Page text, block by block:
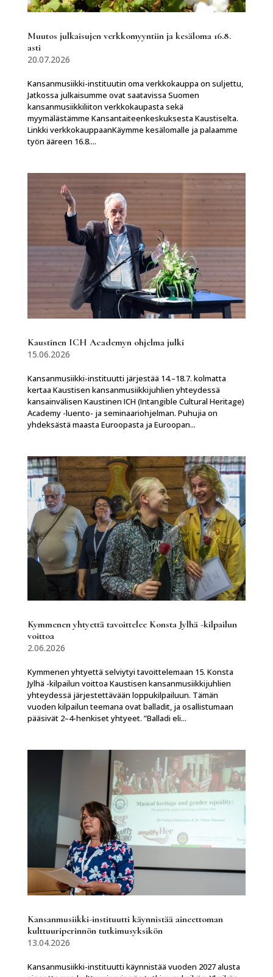
Muutos julkaisujen verkkomyyntiin ja kesäloma 16.8.
asti
20.07.2026
Kansanmusiikki-instituutin oma verkkokauppa on suljettu,
Jatkossa julkaisumme ovat saatavissa Suomen
kansanmusiikkiliiton verkkokaupasta sekä
myymälästämme Kansantaiteenkeskuksesta Kaustiselta.
Linkki verkkokauppaanKäymme kesälomalle ja palaamme
työn ääreen 16.8....
Kaustinen ICH Academyn ohjelma julki
15.06.2026
Kansanmusiikki-instituutti järjestää 14.–18.7. kolmatta
kertaa Kaustisen kansanmusiikkijuhlien yhteydessä
kansainvälisen Kaustinen ICH (Intangible Cultural Heritage)
Academy -luento- ja seminaariohjelman. Puhujia on
yhdeksästä maasta Euroopasta ja Euroopan...
Kymmenen yhtyettä tavoittelee Konsta Jylhä -kilpailun
voittoa
2.06.2026
Kymmenen yhtyettä selviytyi tavoittelemaan 15. Konsta
Jylhä -kilpailun voittoa Kaustisen kansanmusiikkijuhlien
yhteydessä järjestettävään loppukilpailuun. Tämän
vuoden kilpailun teemana ovat balladit, ja osallistumaan
pääsivät 2–4-henkiset yhtyeet. ”Balladi eli...
Kansanmusiikki-instituutti käynnistää aineettoman
kulttuuriperinnön tutkimusyksikön
13.04.2026
Kansanmusiikki-instituutti käynnistää vuoden 2027 alusta